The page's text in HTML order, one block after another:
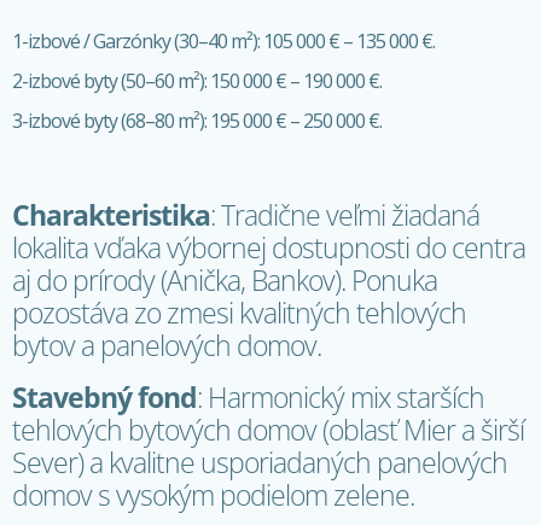
1-izbové / Garzónky (30–40 m²): 105 000 € – 135 000 €.
2-izbové byty (50–60 m²): 150 000 € – 190 000 €.
3-izbové byty (68–80 m²): 195 000 € – 250 000 €.
Charakteristika: Tradične veľmi žiadaná
lokalita vďaka výbornej dostupnosti do centra
aj do prírody (Anička, Bankov). Ponuka
pozostáva zo zmesi kvalitných tehlových
bytov a panelových domov.
Stavebný fond: Harmonický mix starších
tehlových bytových domov (oblasť Mier a širší
Sever) a kvalitne usporiadaných panelových
domov s vysokým podielom zelene.